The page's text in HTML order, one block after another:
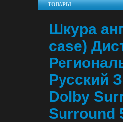
ТОВАРЫ
Шкура
case)
Русский
Dolby
Surround